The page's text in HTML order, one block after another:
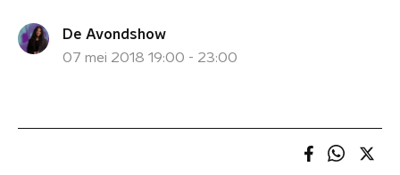
De Avondshow
07 mei 2018 19:00 - 23:00